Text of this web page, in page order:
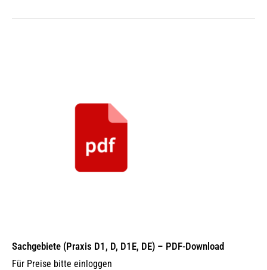
Sachgebiete (Praxis D1, D, D1E, DE) – PDF-Download
Für Preise bitte einloggen